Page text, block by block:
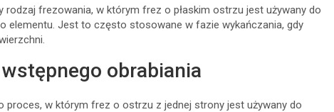
rodzaj frezowania, w którym frez o płaskim ostrzu jest używany do
elementu. Jest to często stosowane w fazie wykańczania, gdy
obrabiania
proces, w którym frez o ostrzu z jednej strony jest używany do